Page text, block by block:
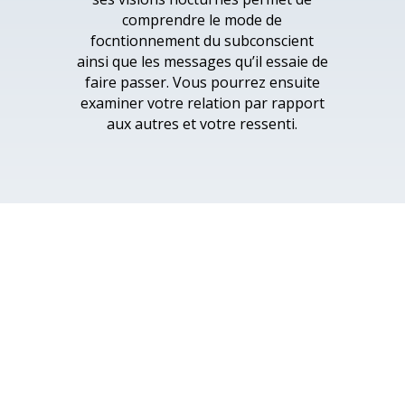
comprendre le mode de
focntionnement du subconscient
ainsi que les messages qu’il essaie de
faire passer. Vous pourrez ensuite
examiner votre relation par rapport
aux autres et votre ressenti.